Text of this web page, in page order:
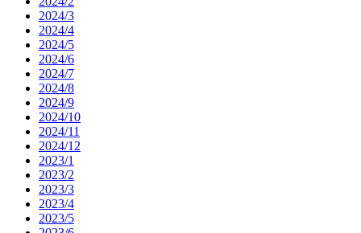
2024/3
2024/4
2024/5
2024/6
2024/7
2024/8
2024/9
2024/10
2024/11
2024/12
2023/1
2023/2
2023/3
2023/4
2023/5